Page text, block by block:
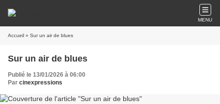
MENU
Accueil » Sur un air de blues
Sur un air de blues
Publié le 13/01/2026 à 06:00
Par cinexpressions